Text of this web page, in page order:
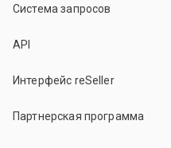
Система запросов
API
Интерфейс reSeller
Партнерская программа